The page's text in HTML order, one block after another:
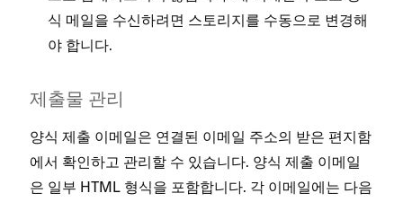
식 메일을 수신하려면 스토리지를 수동으로 변경해
야 합니다.
제출물 관리
양식 제출 이메일은 연결된 이메일 주소의 받은 편지함
에서 확인하고 관리할 수 있습니다. 양식 제출 이메일
은 일부 HTML 형식을 포함합니다. 각 이메일에는 다음